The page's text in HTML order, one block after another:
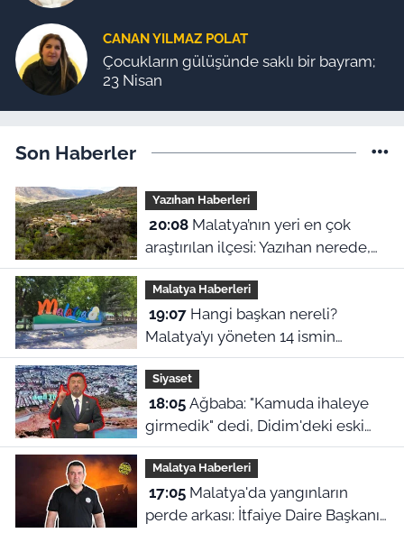
CANAN YILMAZ POLAT
Çocukların gülüşünde saklı bir bayram;
23 Nisan
Son Haberler
Yazıhan Haberleri
20:08Malatya’nın yeri en çok
araştırılan ilçesi: Yazıhan nerede,
Malatya’nın neresinde kalıyor?
Malatya Haberleri
19:07Hangi başkan nereli?
Malatya’yı yöneten 14 ismin
şaşırtan memleket haritası
Siyaset
18:05Ağbaba: "Kamuda ihaleye
girmedik" dedi, Didim'deki eski
ihale iddiaları yeniden gündeme
geldi
Malatya Haberleri
17:05Malatya'da yangınların
perde arkası: İtfaiye Daire Başkanı